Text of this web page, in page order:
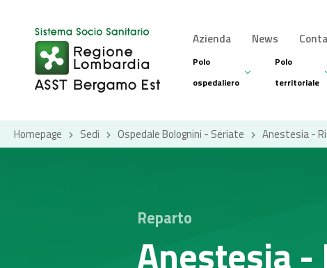
Azienda News
Polo
ospedaliero
Polo
territoriale
Homepage Sedi Ospedale Bolognini - Seriate Anestesia -
Reparto
Anestesia -